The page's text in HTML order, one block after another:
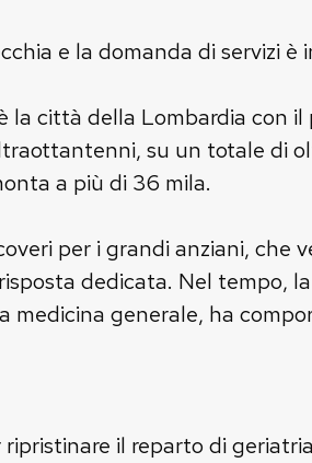
e la domanda di servizi è
la città della Lombardia con
su un totale di
a più di 36 mila.
per i grandi anziani, che
dedicata. Nel tempo,
medicina generale, ha
il reparto di